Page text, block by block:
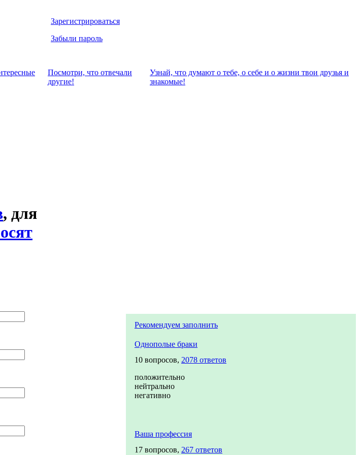
Зарегистрироваться
Забыли пароль
Посмотри, что отвeчали
другие!
Узнай, что думают о тебе, о себе и о жизни твои друзья и
знакомые!
, для
Рекомендуем заполнить
Однополые браки
10 вопросов, 2078 ответов
положительно
нейтрально
негативно
Ваша профессия
17 вопросов, 267 ответов